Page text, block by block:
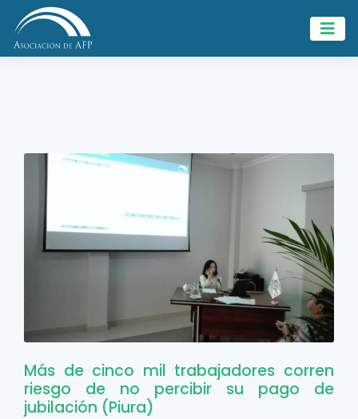
Más de cinco mil trabajadores corren
riesgo de no percibir su pago de
jubilación (Piura)